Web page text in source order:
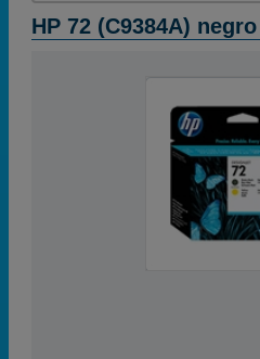
HP 72 (C9384A)